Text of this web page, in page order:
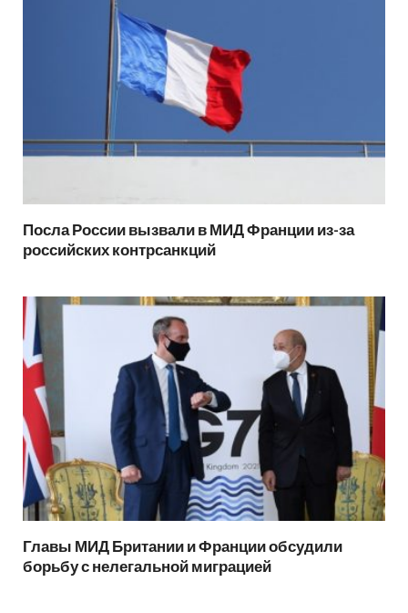
Посла России вызвали в МИД Франции из-за
российских контрсанкций
Главы МИД Британии и Франции обсудили
борьбу с нелегальной миграцией